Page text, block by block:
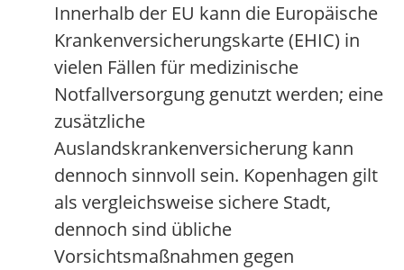
Innerhalb der EU kann die Europäische
Krankenversicherungskarte (EHIC) in
vielen Fällen für medizinische
Notfallversorgung genutzt werden; eine
zusätzliche
Auslandskrankenversicherung kann
dennoch sinnvoll sein. Kopenhagen gilt
als vergleichsweise sichere Stadt,
dennoch sind übliche
Vorsichtsmaßnahmen gegen